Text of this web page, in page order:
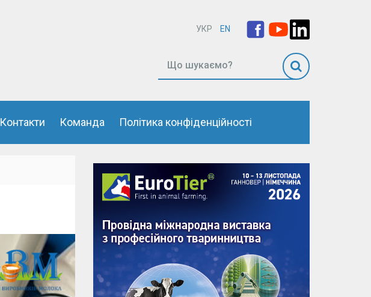
УКР EN
Контакти Команда Політика конфіденційності